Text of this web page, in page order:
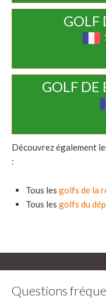
GOLF
GOLF DE
Découvrez également
:
Tous les golfs de la
Tous les golfs du
Questions